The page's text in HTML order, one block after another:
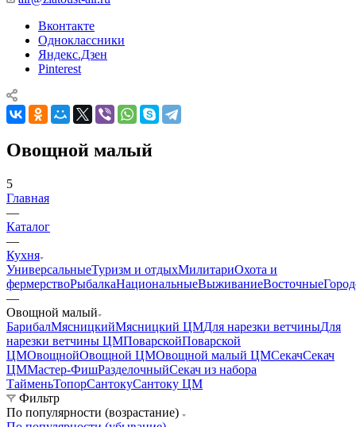
Вконтакте
Одноклассники
Яндекс.Дзен
Pinterest
Овощной малый
5
Главная
—
Каталог
—
Кухня
УниверсальныеТуризм и отдыхМилитариОхота и
фермерствоРыбалкаНациональныеВыживаниеВосточные
—
Овощной малый
БарибалМясницкийМясницкий ЦМДля нарезки ветчиныДля
нарезки ветчины ЦМПоварскойПоварской
ЦМОвощнойОвощной ЦМОвощной малый ЦМСекачСекач
ЦММастер-ФишРазделочныйСекач из набора
ТайменьТопорСантокуСантоку ЦМ
Фильтр
По популярности (возрастание)